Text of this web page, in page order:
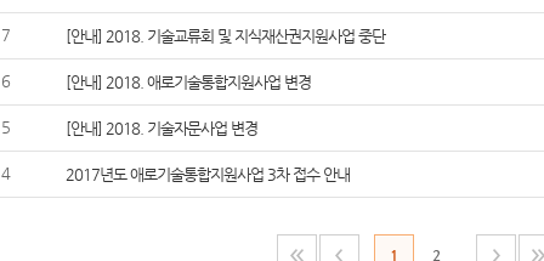
7 [안내] 2018. 기술교류회 및 지식재산권지원사업 중단
6 [안내] 2018. 애로기술통합지원사업 변경
5 [안내] 2018. 기술자문사업 변경
4 2017년도 애로기술통합지원사업 3차 접수 안내
1 2